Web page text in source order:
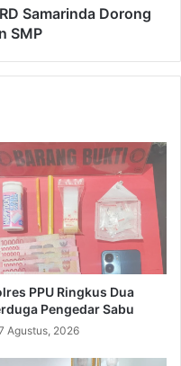
Samarinda Dorong
SMP
PPU Ringkus Dua
Pengedar Sabu
Agustus, 2026